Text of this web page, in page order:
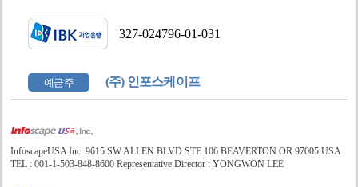
327-024796-01-031
예금주 (주) 인포스케이프
InfoscapeUSA Inc. 9615 SW ALLEN BLVD STE 106 BEAVERTON OR 97005 USA
TEL : 001-1-503-848-8600 Representative Director : YONGWON LEE